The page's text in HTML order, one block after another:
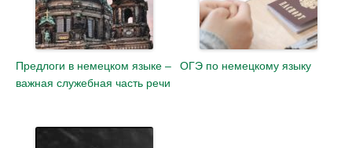
Предлоги в немецком языке –
важная служебная часть речи
ОГЭ по немецкому языку